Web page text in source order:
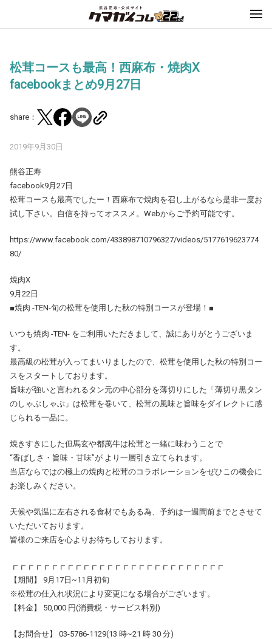
松茸コースも最高！西麻布・焼肉X
facebookまとめ9月27日
share：
2019年9月30日
熊谷正寿
facebook9月27日
松茸コースも最高でしたー！西麻布で焼肉を召し上がるなら是非一度お
試し下さい。自信を持ってオススメ。Webからご予約可能です。
https://www.facebook.com/433898710796327/videos/5177619623774
80/
焼肉X
9月22日
■焼肉 -TEN-旬の松茸を使用した秋の特別コースが登場！■
いつも焼肉 -TEN- をご利用いただきまして、誠にありがとうございま
す。
最高級の松茸が入ってまいりましたので、松茸を使用した秋の特別コー
スをスタートしております。
旨味が強いと言われるタン元の中心部分を薄切りにした「薄切り黒タン
のしゃぶしゃぶ」は松茸を巻いて、松茸の風味と旨味をダイレクトに感
じられる一品に。
焼きすきにした但馬玄や都萬牛は松茸と一緒に味わうことで
“香ばしさ・旨味・甘味”が より一層引き立てられます。
当店ならではの極上の焼肉と松茸のコラボレーションをぜひこの機会に
お楽しみください。
天候や気温に左右される食材でもある為、予約は一週間前までとさせて
いただいております。
皆様のご来店を心よりお待ちしております。
┏┏┏┏┏┏┏┏┏┏┏┏┏┏┏┏┏┏┏┏┏┏┏┏┏┏┏
【期間】 9月17日~11月初旬
※松茸の仕入れ状況により変更になる場合がございます。
【料金】 50,000 円(消費税・サービス料別)
【お問合せ】 03-5786-1129(13 時~21 時 30 分)